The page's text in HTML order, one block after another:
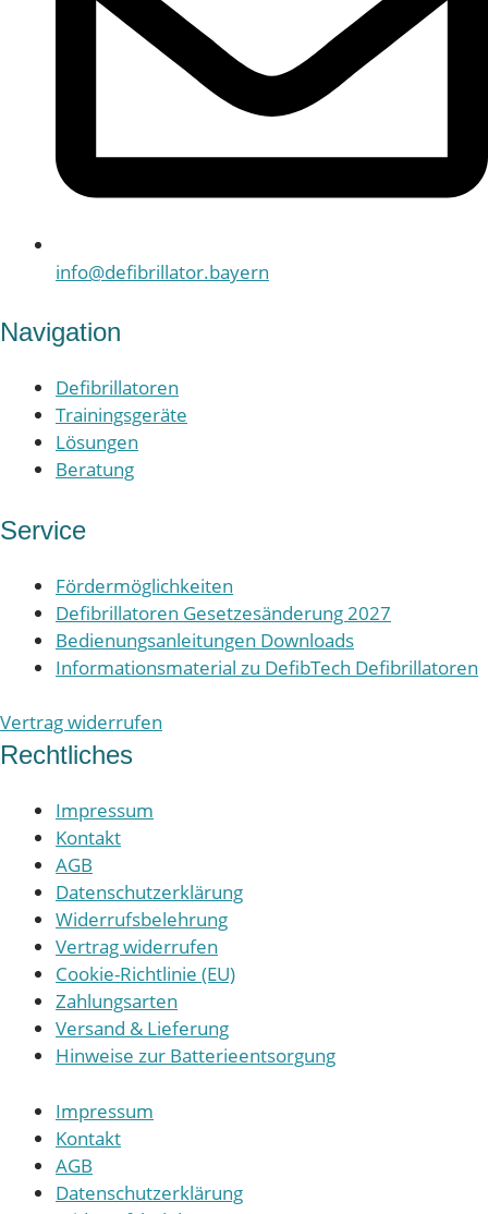
info@defibrillator.bayern
Navigation
Defibrillatoren
Trainingsgeräte
Lösungen
Beratung
Service
Fördermöglichkeiten
Defibrillatoren Gesetzesänderung 2027
Bedienungsanleitungen Downloads
Informationsmaterial zu DefibTech Defibrillatoren
Vertrag widerrufen
Rechtliches
Impressum
Kontakt
AGB
Datenschutzerklärung
Widerrufsbelehrung
Vertrag widerrufen
Cookie-Richtlinie (EU)
Zahlungsarten
Versand & Lieferung
Hinweise zur Batterieentsorgung
Impressum
Kontakt
AGB
Datenschutzerklärung